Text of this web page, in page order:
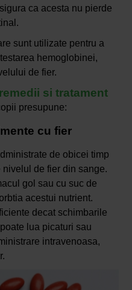
ca acesta nu pierde
sunt utilizate pentru a
hemoglobinei,
de fier.
si tratament
presupune:
cu fier
de obicei timp
de fier din sange.
gol sau cu suc de
acestui nutrient.
decat schimbarile
lua picaturi sau
intravenoasa,